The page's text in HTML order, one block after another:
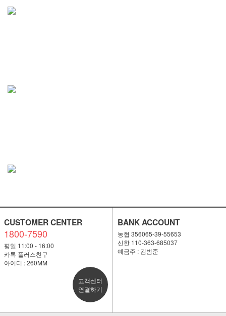
CUSTOMER CENTER
1800-7590
평일 11:00 - 16:00
카톡 플러스친구
아이디 : 260MM
고객센터
연결하기
BANK ACCOUNT
농협 356065-39-55653
신한 110-363-685037
예금주 : 김범준